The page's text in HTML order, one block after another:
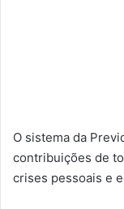
O sistema da
contribuições de
crises pessoais e